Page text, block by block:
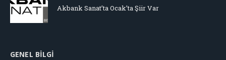
Akbank Sanat’ta Ocak’ta Şiir Var
GENEL BILGI